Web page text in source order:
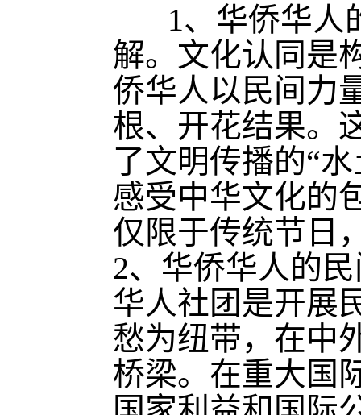
1、华侨华人
解。文化认同是
侨华人以民间力
根、开花结果。
了文明传播的“
感受中华文化的
仅限于传统节日
2、华侨华人的
华人社团是开展
愁为纽带，在中
桥梁。在重大国